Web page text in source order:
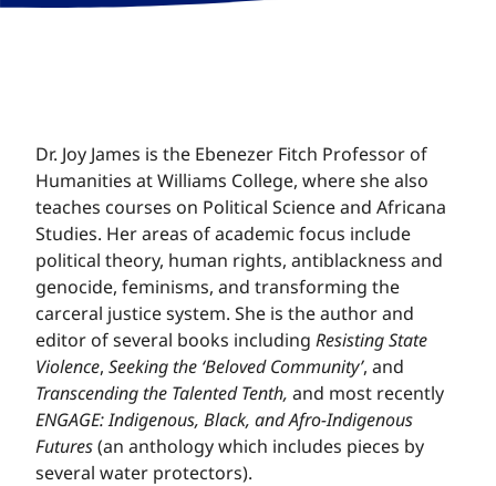
Dr. Joy James is the Ebenezer Fitch Professor of
Humanities at Williams College, where she also
teaches courses on Political Science and Africana
Studies. Her areas of academic focus include
political theory, human rights, antiblackness and
genocide, feminisms, and transforming the
carceral justice system. She is the author and
editor of several books including ​​​​‌ ‍ ​‍​‍‌‍ ‌ ​‍‌‍‍‌‌‍‌ ‌‍‍‌‌‍ ‍​‍​‍​ ‍‍​‍​‍‌ ​ ‌‍​‌‌‍ ‍‌‍‍‌‌ ‌​‌ ‍‌​‍ ‍‌‍‍‌‌‍ ​‍​‍​‍ ​​‍​‍‌‍‍​‌ ​‍‌‍‌‌‌‍‌‍​‍​‍​ ‍‍​‍​‍‌‍‍​‌ ‌​‌ ‌​‌ ​​‌ ​ ​ ‍‍​‍ ​‍ ‌‍​ ‌‍ ‌‌ ​ ​‍ ‍‌‍ ‌‌‍​‌‌‍‍‌‌‍ ‍​‍ ‍​ ​‍​ ​​​ ​‍​ ‌​‌ ​‍‌‍‌‌‌‍‌​‌‍‌‌‌ ​ ‌‍‍‌‌‍‌ ‌‍ ‍​‍ ‍‌ ​‍‌‍‍‌‌ ‌‍‌‍‌‌‌ ​‍‌‍‍ ‌‍‌‌‌‍‌‌‌ ​​‌‍‌‌‌ ​‍​‍ ‍‌‍ ‌ ​‍‌‍‌ ​‍ ‌‍‍‌‌‍ ‍‌ ‌​‌‍‌‌‌‍ ‍‌ ‌​​‍ ‌‍‌‌‌‍‌​‌‍‍‌‌ ‌​​‍ ‌‍ ‌‌‍ ‌‍‌​‌‍‌‌​ ‌‌ ​​‌ ​‍‌‍‌‌‌ ​ ‌‍‌‌‌‍ ‍‌ ‌​‌‍​‌‌ ‌​‌‍‍‌‌‍ ‌‍ ‍​ ‍ ‌‍‍‌‌‍‌​​ ‌‌‍‌​​ ​‌​ ‌​‌‍​‌‌‍​ ‌‍​‌​ ‌​‌‍‌‍​‍ ‌‌‍​‌​ ‌ ‌‍‌‌​ ‌‌​‍ ‌​ ‌​​ ​​‌‍‌​​ ‌ ​‍ ‌‌‍​‍‌‍‌‍​ ‌‌‌‍‌‍​‍ ‌​ ​ ​ ‌‍​ ‌‍‌‍​‍​ ​ ‌‍​ ​ ‌‌​ ‌ ‌‍​ ‌‍​ ‌‍​‍​ ‌‌​ ‍ ‌ ‌​‌ ‍‌‌ ​​‌‍‌‌​ ‌‌ ​​‌‍‌‌‌ ​‍‌ ​ ‌‍ ‌‍ ‍​ ‍ ‌ ​​‌‍​‌‌ ‌​‌‍‍​​ ‌‌‍​ ‌‍ ‌‍ ‍‌ ‌​‌‍‌‌‌‍ ‍‌ ‌​​‍‌‌​ ‌‌‌​​‍‌‌ ‌‍‍ ‌‍‌‌‌ ‍‌​‍‌‌​ ​ ‌​‌​​‍‌‌​ ​ ‌​‌​​‍‌‌​ ​‍​ ​‍​ ‍​‌‍​‍​ ​‌​ ​ ​ ​ ‌‍‌‍​ ​​​ ​​​ ‌‌‌‍​‌‌‍‌​‌‍‌‌​‍‌‌​ ​‍​ ​‍​‍‌‌​ ‌‌‌​‌​​‍ ‍‌‍​ ‌‍‍​‌‍‍‌‌‍ ​‌‍‌​‌ ​‍‌‍‌‌‌‍ ‍​‍‌‌​ ‌‌‌​​‍‌‌ ‌‍‍ ‌‍‌‌‌ ‍‌​‍‌‌​ ​ ‌​‌​​‍‌‌​ ​ ‌​‌​​‍‌‌​ ​‍​ ​‍​ ‍​‌‍​‍​ ​‌​ ​ ​ ​ ‌‍‌‍​ ​​​ ​​​ ‌‌‌‍​‌‌‍‌​‌‍‌‌​ ​​​‍‌‌​ ​‍​ ​‍​‍‌‌​ ‌‌‌​‌​​‍ ‍‌ ‌​‌‍‌‌‌ ‍​‌ ‌​​ ‌‍​‍‌‍​‌‌ ​ ‌‍‌‌‌‌‌‌‌ ​‍‌‍ ​​ ‌‌‍‍​‌ ‌​‌ ‌​‌ ​​‌ ​ ​‍‌‌​ ​ ‌​​‌​‍‌‌​ ​‍‌​‌‍​‍‌‌​ ​‍‌​‌‍‌‍​ ‌‍ ‌‌ ​ ​‍ ‍‌‍ ‌‌‍​‌‌‍‍‌‌‍ ‍​‍ ‍​ ​‍​ ​​​ ​‍​ ‌​‌ ​‍‌‍‌‌‌‍‌​‌‍‌‌‌ ​ ‌‍‍‌‌‍‌ ‌‍ ‍​‍ ‍‌ ​‍‌‍‍‌‌ ‌‍‌‍‌‌‌ ​‍‌‍‍ ‌‍‌‌‌‍‌‌‌ ​​‌‍‌‌‌ ​‍​‍ ‍‌‍ ‌ ​‍‌‍‌ ​‍‌‍‌‍‍‌‌‍‌​​ ‌‌‍‌​​ ​‌​ ‌​‌‍​‌‌‍​ ‌‍​‌​ ‌​‌‍‌‍​‍ ‌‌‍​‌​ ‌ ‌‍‌‌​ ‌‌​‍ ‌​ ‌​​ ​​‌‍‌​​ ‌ ​‍ ‌‌‍​‍‌‍‌‍​ ‌‌‌‍‌‍​‍ ‌​ ​ ​ ‌‍​ ‌‍‌‍​‍​ ​ ‌‍​ ​ ‌‌​ ‌ ‌‍​ ‌‍​ ‌‍​‍​ ‌‌​‍‌‍‌ ‌​‌ ‍‌‌ ​​‌‍‌‌​ ‌‌ ​​‌‍‌‌‌ ​‍‌ ​ ‌‍ ‌‍ ‍​‍‌‍‌ ​​‌‍​‌‌ ‌​‌‍‍​​ ‌‌‍​ ‌‍ ‌‍ ‍‌ ‌​‌‍‌‌‌‍ ‍‌ ‌​​‍‌‌​ ‌‌‌​​‍‌‌ ‌‍‍ ‌‍‌‌‌ ‍‌​‍‌‌​ ​ ‌​‌​​‍‌‌​ ​ ‌​‌​​‍‌‌​ ​‍​ ​‍​ ‍​‌‍​‍​ ​‌​ ​ ​ ​ ‌‍‌‍​ ​​​ ​​​ ‌‌‌‍​‌‌‍‌​‌‍‌‌​‍‌‌​ ​‍​ ​‍​‍‌‌​ ‌‌‌​‌​​‍ ‍‌‍​ ‌‍‍​‌‍‍‌‌‍ ​‌‍‌​‌ ​‍‌‍‌‌‌‍ ‍​‍‌‌​ ‌‌‌​​‍‌‌ ‌‍‍ ‌‍‌‌‌ ‍‌​‍‌‌​ ​ ‌​‌​​‍‌‌​ ​ ‌​‌​​‍‌‌​ ​‍​ ​‍​ ‍​‌‍​‍​ ​‌​ ​ ​ ​ ‌‍‌‍​ ​​​ ​​​ ‌‌‌‍​‌‌‍‌​‌‍‌‌​ ​​​‍‌‌​ ​‍​ ​‍​‍‌‌​ ‌‌‌​‌​​‍ ‍‌ ‌​‌‍‌‌‌ ‍​‌ ‌​​‍‌‍‌ ​​‌‍‌‌‌ ​‍‌ ​ ‌ ​​‌‍‌‌‌‍​ ‌ ‌​‌‍‍‌‌ ‌‍‌‍‌‌​ ‌‌ ​​‌ ‌‌‌‍​‍‌‍ ​‌‍‍‌‌ ​ ‌‍‍​‌‍‌‌‌‍‌​​‍​‍‌ ‌ Resisting State
Violence​​​​‌ ‍ ​‍​‍‌‍ ‌ ​‍‌‍‍‌‌‍‌ ‌‍‍‌‌‍ ‍​‍​‍​ ‍‍​‍​‍‌ ​ ‌‍​‌‌‍ ‍‌‍‍‌‌ ‌​‌ ‍‌​‍ ‍‌‍‍‌‌‍ ​‍​‍​‍ ​​‍​‍‌‍‍​‌ ​‍‌‍‌‌‌‍‌‍​‍​‍​ ‍‍​‍​‍‌‍‍​‌ ‌​‌ ‌​‌ ​​‌ ​ ​ ‍‍​‍ ​‍ ‌‍​ ‌‍ ‌‌ ​ ​‍ ‍‌‍ ‌‌‍​‌‌‍‍‌‌‍ ‍​‍ ‍​ ​‍​ ​​​ ​‍​ ‌​‌ ​‍‌‍‌‌‌‍‌​‌‍‌‌‌ ​ ‌‍‍‌‌‍‌ ‌‍ ‍​‍ ‍‌ ​‍‌‍‍‌‌ ‌‍‌‍‌‌‌ ​‍‌‍‍ ‌‍‌‌‌‍‌‌‌ ​​‌‍‌‌‌ ​‍​‍ ‍‌‍ ‌ ​‍‌‍‌ ​‍ ‌‍‍‌‌‍ ‍‌ ‌​‌‍‌‌‌‍ ‍‌ ‌​​‍ ‌‍‌‌‌‍‌​‌‍‍‌‌ ‌​​‍ ‌‍ ‌‌‍ ‌‍‌​‌‍‌‌​ ‌‌ ​​‌ ​‍‌‍‌‌‌ ​ ‌‍‌‌‌‍ ‍‌ ‌​‌‍​‌‌ ‌​‌‍‍‌‌‍ ‌‍ ‍​ ‍ ‌‍‍‌‌‍‌​​ ‌‌‍‌​​ ​‌​ ‌​‌‍​‌‌‍​ ‌‍​‌​ ‌​‌‍‌‍​‍ ‌‌‍​‌​ ‌ ‌‍‌‌​ ‌‌​‍ ‌​ ‌​​ ​​‌‍‌​​ ‌ ​‍ ‌‌‍​‍‌‍‌‍​ ‌‌‌‍‌‍​‍ ‌​ ​ ​ ‌‍​ ‌‍‌‍​‍​ ​ ‌‍​ ​ ‌‌​ ‌ ‌‍​ ‌‍​ ‌‍​‍​ ‌‌​ ‍ ‌ ‌​‌ ‍‌‌ ​​‌‍‌‌​ ‌‌ ​​‌‍‌‌‌ ​‍‌ ​ ‌‍ ‌‍ ‍​ ‍ ‌ ​​‌‍​‌‌ ‌​‌‍‍​​ ‌‌‍​ ‌‍ ‌‍ ‍‌ ‌​‌‍‌‌‌‍ ‍‌ ‌​​‍‌‌​ ‌‌‌​​‍‌‌ ‌‍‍ ‌‍‌‌‌ ‍‌​‍‌‌​ ​ ‌​‌​​‍‌‌​ ​ ‌​‌​​‍‌‌​ ​‍​ ​‍​ ‍​‌‍​‍​ ​‌​ ​ ​ ​ ‌‍‌‍​ ​​​ ​​​ ‌‌‌‍​‌‌‍‌​‌‍‌‌​‍‌‌​ ​‍​ ​‍​‍‌‌​ ‌‌‌​‌​​‍ ‍‌‍​ ‌‍‍​‌‍‍‌‌‍ ​‌‍‌​‌ ​‍‌‍‌‌‌‍ ‍​‍‌‌​ ‌‌‌​​‍‌‌ ‌‍‍ ‌‍‌‌‌ ‍‌​‍‌‌​ ​ ‌​‌​​‍‌‌​ ​ ‌​‌​​‍‌‌​ ​‍​ ​‍​ ‍​‌‍​‍​ ​‌​ ​ ​ ​ ‌‍‌‍​ ​​​ ​​​ ‌‌‌‍​‌‌‍‌​‌‍‌‌​ ​‌​‍‌‌​ ​‍​ ​‍​‍‌‌​ ‌‌‌​‌​​‍ ‍‌ ‌​‌‍‌‌‌ ‍​‌ ‌​​ ‌‍​‍‌‍​‌‌ ​ ‌‍‌‌‌‌‌‌‌ ​‍‌‍ ​​ ‌‌‍‍​‌ ‌​‌ ‌​‌ ​​‌ ​ ​‍‌‌​ ​ ‌​​‌​‍‌‌​ ​‍‌​‌‍​‍‌‌​ ​‍‌​‌‍‌‍​ ‌‍ ‌‌ ​ ​‍ ‍‌‍ ‌‌‍​‌‌‍‍‌‌‍ ‍​‍ ‍​ ​‍​ ​​​ ​‍​ ‌​‌ ​‍‌‍‌‌‌‍‌​‌‍‌‌‌ ​ ‌‍‍‌‌‍‌ ‌‍ ‍​‍ ‍‌ ​‍‌‍‍‌‌ ‌‍‌‍‌‌‌ ​‍‌‍‍ ‌‍‌‌‌‍‌‌‌ ​​‌‍‌‌‌ ​‍​‍ ‍‌‍ ‌ ​‍‌‍‌ ​‍‌‍‌‍‍‌‌‍‌​​ ‌‌‍‌​​ ​‌​ ‌​‌‍​‌‌‍​ ‌‍​‌​ ‌​‌‍‌‍​‍ ‌‌‍​‌​ ‌ ‌‍‌‌​ ‌‌​‍ ‌​ ‌​​ ​​‌‍‌​​ ‌ ​‍ ‌‌‍​‍‌‍‌‍​ ‌‌‌‍‌‍​‍ ‌​ ​ ​ ‌‍​ ‌‍‌‍​‍​ ​ ‌‍​ ​ ‌‌​ ‌ ‌‍​ ‌‍​ ‌‍​‍​ ‌‌​‍‌‍‌ ‌​‌ ‍‌‌ ​​‌‍‌‌​ ‌‌ ​​‌‍‌‌‌ ​‍‌ ​ ‌‍ ‌‍ ‍​‍‌‍‌ ​​‌‍​‌‌ ‌​‌‍‍​​ ‌‌‍​ ‌‍ ‌‍ ‍‌ ‌​‌‍‌‌‌‍ ‍‌ ‌​​‍‌‌​ ‌‌‌​​‍‌‌ ‌‍‍ ‌‍‌‌‌ ‍‌​‍‌‌​ ​ ‌​‌​​‍‌‌​ ​ ‌​‌​​‍‌‌​ ​‍​ ​‍​ ‍​‌‍​‍​ ​‌​ ​ ​ ​ ‌‍‌‍​ ​​​ ​​​ ‌‌‌‍​‌‌‍‌​‌‍‌‌​‍‌‌​ ​‍​ ​‍​‍‌‌​ ‌‌‌​‌​​‍ ‍‌‍​ ‌‍‍​‌‍‍‌‌‍ ​‌‍‌​‌ ​‍‌‍‌‌‌‍ ‍​‍‌‌​ ‌‌‌​​‍‌‌ ‌‍‍ ‌‍‌‌‌ ‍‌​‍‌‌​ ​ ‌​‌​​‍‌‌​ ​ ‌​‌​​‍‌‌​ ​‍​ ​‍​ ‍​‌‍​‍​ ​‌​ ​ ​ ​ ‌‍‌‍​ ​​​ ​​​ ‌‌‌‍​‌‌‍‌​‌‍‌‌​ ​‌​‍‌‌​ ​‍​ ​‍​‍‌‌​ ‌‌‌​‌​​‍ ‍‌ ‌​‌‍‌‌‌ ‍​‌ ‌​​‍‌‍‌ ​​‌‍‌‌‌ ​‍‌ ​ ‌ ​​‌‍‌‌‌‍​ ‌ ‌​‌‍‍‌‌ ‌‍‌‍‌‌​ ‌‌ ​​‌ ‌‌‌‍​‍‌‍ ​‌‍‍‌‌ ​ ‌‍‍​‌‍‌‌‌‍‌​​‍​‍‌ ‌, ​​​​‌ ‍ ​‍​‍‌‍ ‌ ​‍‌‍‍‌‌‍‌ ‌‍‍‌‌‍ ‍​‍​‍​ ‍‍​‍​‍‌ ​ ‌‍​‌‌‍ ‍‌‍‍‌‌ ‌​‌ ‍‌​‍ ‍‌‍‍‌‌‍ ​‍​‍​‍ ​​‍​‍‌‍‍​‌ ​‍‌‍‌‌‌‍‌‍​‍​‍​ ‍‍​‍​‍‌‍‍​‌ ‌​‌ ‌​‌ ​​‌ ​ ​ ‍‍​‍ ​‍ ‌‍​ ‌‍ ‌‌ ​ ​‍ ‍‌‍ ‌‌‍​‌‌‍‍‌‌‍ ‍​‍ ‍​ ​‍​ ​​​ ​‍​ ‌​‌ ​‍‌‍‌‌‌‍‌​‌‍‌‌‌ ​ ‌‍‍‌‌‍‌ ‌‍ ‍​‍ ‍‌ ​‍‌‍‍‌‌ ‌‍‌‍‌‌‌ ​‍‌‍‍ ‌‍‌‌‌‍‌‌‌ ​​‌‍‌‌‌ ​‍​‍ ‍‌‍ ‌ ​‍‌‍‌ ​‍ ‌‍‍‌‌‍ ‍‌ ‌​‌‍‌‌‌‍ ‍‌ ‌​​‍ ‌‍‌‌‌‍‌​‌‍‍‌‌ ‌​​‍ ‌‍ ‌‌‍ ‌‍‌​‌‍‌‌​ ‌‌ ​​‌ ​‍‌‍‌‌‌ ​ ‌‍‌‌‌‍ ‍‌ ‌​‌‍​‌‌ ‌​‌‍‍‌‌‍ ‌‍ ‍​ ‍ ‌‍‍‌‌‍‌​​ ‌‌‍‌​​ ​‌​ ‌​‌‍​‌‌‍​ ‌‍​‌​ ‌​‌‍‌‍​‍ ‌‌‍​‌​ ‌ ‌‍‌‌​ ‌‌​‍ ‌​ ‌​​ ​​‌‍‌​​ ‌ ​‍ ‌‌‍​‍‌‍‌‍​ ‌‌‌‍‌‍​‍ ‌​ ​ ​ ‌‍​ ‌‍‌‍​‍​ ​ ‌‍​ ​ ‌‌​ ‌ ‌‍​ ‌‍​ ‌‍​‍​ ‌‌​ ‍ ‌ ‌​‌ ‍‌‌ ​​‌‍‌‌​ ‌‌ ​​‌‍‌‌‌ ​‍‌ ​ ‌‍ ‌‍ ‍​ ‍ ‌ ​​‌‍​‌‌ ‌​‌‍‍​​ ‌‌‍​ ‌‍ ‌‍ ‍‌ ‌​‌‍‌‌‌‍ ‍‌ ‌​​‍‌‌​ ‌‌‌​​‍‌‌ ‌‍‍ ‌‍‌‌‌ ‍‌​‍‌‌​ ​ ‌​‌​​‍‌‌​ ​ ‌​‌​​‍‌‌​ ​‍​ ​‍​ ‍​‌‍​‍​ ​‌​ ​ ​ ​ ‌‍‌‍​ ​​​ ​​​ ‌‌‌‍​‌‌‍‌​‌‍‌‌​‍‌‌​ ​‍​ ​‍​‍‌‌​ ‌‌‌​‌​​‍ ‍‌‍​ ‌‍‍​‌‍‍‌‌‍ ​‌‍‌​‌ ​‍‌‍‌‌‌‍ ‍​‍‌‌​ ‌‌‌​​‍‌‌ ‌‍‍ ‌‍‌‌‌ ‍‌​‍‌‌​ ​ ‌​‌​​‍‌‌​ ​ ‌​‌​​‍‌‌​ ​‍​ ​‍​ ‍​‌‍​‍​ ​‌​ ​ ​ ​ ‌‍‌‍​ ​​​ ​​​ ‌‌‌‍​‌‌‍‌​‌‍‌‌​ ​‍​‍‌‌​ ​‍​ ​‍​‍‌‌​ ‌‌‌​‌​​‍ ‍‌ ‌​‌‍‌‌‌ ‍​‌ ‌​​ ‌‍​‍‌‍​‌‌ ​ ‌‍‌‌‌‌‌‌‌ ​‍‌‍ ​​ ‌‌‍‍​‌ ‌​‌ ‌​‌ ​​‌ ​ ​‍‌‌​ ​ ‌​​‌​‍‌‌​ ​‍‌​‌‍​‍‌‌​ ​‍‌​‌‍‌‍​ ‌‍ ‌‌ ​ ​‍ ‍‌‍ ‌‌‍​‌‌‍‍‌‌‍ ‍​‍ ‍​ ​‍​ ​​​ ​‍​ ‌​‌ ​‍‌‍‌‌‌‍‌​‌‍‌‌‌ ​ ‌‍‍‌‌‍‌ ‌‍ ‍​‍ ‍‌ ​‍‌‍‍‌‌ ‌‍‌‍‌‌‌ ​‍‌‍‍ ‌‍‌‌‌‍‌‌‌ ​​‌‍‌‌‌ ​‍​‍ ‍‌‍ ‌ ​‍‌‍‌ ​‍‌‍‌‍‍‌‌‍‌​​ ‌‌‍‌​​ ​‌​ ‌​‌‍​‌‌‍​ ‌‍​‌​ ‌​‌‍‌‍​‍ ‌‌‍​‌​ ‌ ‌‍‌‌​ ‌‌​‍ ‌​ ‌​​ ​​‌‍‌​​ ‌ ​‍ ‌‌‍​‍‌‍‌‍​ ‌‌‌‍‌‍​‍ ‌​ ​ ​ ‌‍​ ‌‍‌‍​‍​ ​ ‌‍​ ​ ‌‌​ ‌ ‌‍​ ‌‍​ ‌‍​‍​ ‌‌​‍‌‍‌ ‌​‌ ‍‌‌ ​​‌‍‌‌​ ‌‌ ​​‌‍‌‌‌ ​‍‌ ​ ‌‍ ‌‍ ‍​‍‌‍‌ ​​‌‍​‌‌ ‌​‌‍‍​​ ‌‌‍​ ‌‍ ‌‍ ‍‌ ‌​‌‍‌‌‌‍ ‍‌ ‌​​‍‌‌​ ‌‌‌​​‍‌‌ ‌‍‍ ‌‍‌‌‌ ‍‌​‍‌‌​ ​ ‌​‌​​‍‌‌​ ​ ‌​‌​​‍‌‌​ ​‍​ ​‍​ ‍​‌‍​‍​ ​‌​ ​ ​ ​ ‌‍‌‍​ ​​​ ​​​ ‌‌‌‍​‌‌‍‌​‌‍‌‌​‍‌‌​ ​‍​ ​‍​‍‌‌​ ‌‌‌​‌​​‍ ‍‌‍​ ‌‍‍​‌‍‍‌‌‍ ​‌‍‌​‌ ​‍‌‍‌‌‌‍ ‍​‍‌‌​ ‌‌‌​​‍‌‌ ‌‍‍ ‌‍‌‌‌ ‍‌​‍‌‌​ ​ ‌​‌​​‍‌‌​ ​ ‌​‌​​‍‌‌​ ​‍​ ​‍​ ‍​‌‍​‍​ ​‌​ ​ ​ ​ ‌‍‌‍​ ​​​ ​​​ ‌‌‌‍​‌‌‍‌​‌‍‌‌​ ​‍​‍‌‌​ ​‍​ ​‍​‍‌‌​ ‌‌‌​‌​​‍ ‍‌ ‌​‌‍‌‌‌ ‍​‌ ‌​​‍‌‍‌ ​​‌‍‌‌‌ ​‍‌ ​ ‌ ​​‌‍‌‌‌‍​ ‌ ‌​‌‍‍‌‌ ‌‍‌‍‌‌​ ‌‌ ​​‌ ‌‌‌‍​‍‌‍ ​‌‍‍‌‌ ​ ‌‍‍​‌‍‌‌‌‍‌​​‍​‍‌ ‌ Seeking the ‘Beloved Community’​​​​‌ ‍ ​‍​‍‌‍ ‌ ​‍‌‍‍‌‌‍‌ ‌‍‍‌‌‍ ‍​‍​‍​ ‍‍​‍​‍‌ ​ ‌‍​‌‌‍ ‍‌‍‍‌‌ ‌​‌ ‍‌​‍ ‍‌‍‍‌‌‍ ​‍​‍​‍ ​​‍​‍‌‍‍​‌ ​‍‌‍‌‌‌‍‌‍​‍​‍​ ‍‍​‍​‍‌‍‍​‌ ‌​‌ ‌​‌ ​​‌ ​ ​ ‍‍​‍ ​‍ ‌‍​ ‌‍ ‌‌ ​ ​‍ ‍‌‍ ‌‌‍​‌‌‍‍‌‌‍ ‍​‍ ‍​ ​‍​ ​​​ ​‍​ ‌​‌ ​‍‌‍‌‌‌‍‌​‌‍‌‌‌ ​ ‌‍‍‌‌‍‌ ‌‍ ‍​‍ ‍‌ ​‍‌‍‍‌‌ ‌‍‌‍‌‌‌ ​‍‌‍‍ ‌‍‌‌‌‍‌‌‌ ​​‌‍‌‌‌ ​‍​‍ ‍‌‍ ‌ ​‍‌‍‌ ​‍ ‌‍‍‌‌‍ ‍‌ ‌​‌‍‌‌‌‍ ‍‌ ‌​​‍ ‌‍‌‌‌‍‌​‌‍‍‌‌ ‌​​‍ ‌‍ ‌‌‍ ‌‍‌​‌‍‌‌​ ‌‌ ​​‌ ​‍‌‍‌‌‌ ​ ‌‍‌‌‌‍ ‍‌ ‌​‌‍​‌‌ ‌​‌‍‍‌‌‍ ‌‍ ‍​ ‍ ‌‍‍‌‌‍‌​​ ‌‌‍‌​​ ​‌​ ‌​‌‍​‌‌‍​ ‌‍​‌​ ‌​‌‍‌‍​‍ ‌‌‍​‌​ ‌ ‌‍‌‌​ ‌‌​‍ ‌​ ‌​​ ​​‌‍‌​​ ‌ ​‍ ‌‌‍​‍‌‍‌‍​ ‌‌‌‍‌‍​‍ ‌​ ​ ​ ‌‍​ ‌‍‌‍​‍​ ​ ‌‍​ ​ ‌‌​ ‌ ‌‍​ ‌‍​ ‌‍​‍​ ‌‌​ ‍ ‌ ‌​‌ ‍‌‌ ​​‌‍‌‌​ ‌‌ ​​‌‍‌‌‌ ​‍‌ ​ ‌‍ ‌‍ ‍​ ‍ ‌ ​​‌‍​‌‌ ‌​‌‍‍​​ ‌‌‍​ ‌‍ ‌‍ ‍‌ ‌​‌‍‌‌‌‍ ‍‌ ‌​​‍‌‌​ ‌‌‌​​‍‌‌ ‌‍‍ ‌‍‌‌‌ ‍‌​‍‌‌​ ​ ‌​‌​​‍‌‌​ ​ ‌​‌​​‍‌‌​ ​‍​ ​‍​ ‍​‌‍​‍​ ​‌​ ​ ​ ​ ‌‍‌‍​ ​​​ ​​​ ‌‌‌‍​‌‌‍‌​‌‍‌‌​‍‌‌​ ​‍​ ​‍​‍‌‌​ ‌‌‌​‌​​‍ ‍‌‍​ ‌‍‍​‌‍‍‌‌‍ ​‌‍‌​‌ ​‍‌‍‌‌‌‍ ‍​‍‌‌​ ‌‌‌​​‍‌‌ ‌‍‍ ‌‍‌‌‌ ‍‌​‍‌‌​ ​ ‌​‌​​‍‌‌​ ​ ‌​‌​​‍‌‌​ ​‍​ ​‍​ ‍​‌‍​‍​ ​‌​ ​ ​ ​ ‌‍‌‍​ ​​​ ​​​ ‌‌‌‍​‌‌‍‌​‌‍‌‌​ ​ ​‍‌‌​ ​‍​ ​‍​‍‌‌​ ‌‌‌​‌​​‍ ‍‌ ‌​‌‍‌‌‌ ‍​‌ ‌​​ ‌‍​‍‌‍​‌‌ ​ ‌‍‌‌‌‌‌‌‌ ​‍‌‍ ​​ ‌‌‍‍​‌ ‌​‌ ‌​‌ ​​‌ ​ ​‍‌‌​ ​ ‌​​‌​‍‌‌​ ​‍‌​‌‍​‍‌‌​ ​‍‌​‌‍‌‍​ ‌‍ ‌‌ ​ ​‍ ‍‌‍ ‌‌‍​‌‌‍‍‌‌‍ ‍​‍ ‍​ ​‍​ ​​​ ​‍​ ‌​‌ ​‍‌‍‌‌‌‍‌​‌‍‌‌‌ ​ ‌‍‍‌‌‍‌ ‌‍ ‍​‍ ‍‌ ​‍‌‍‍‌‌ ‌‍‌‍‌‌‌ ​‍‌‍‍ ‌‍‌‌‌‍‌‌‌ ​​‌‍‌‌‌ ​‍​‍ ‍‌‍ ‌ ​‍‌‍‌ ​‍‌‍‌‍‍‌‌‍‌​​ ‌‌‍‌​​ ​‌​ ‌​‌‍​‌‌‍​ ‌‍​‌​ ‌​‌‍‌‍​‍ ‌‌‍​‌​ ‌ ‌‍‌‌​ ‌‌​‍ ‌​ ‌​​ ​​‌‍‌​​ ‌ ​‍ ‌‌‍​‍‌‍‌‍​ ‌‌‌‍‌‍​‍ ‌​ ​ ​ ‌‍​ ‌‍‌‍​‍​ ​ ‌‍​ ​ ‌‌​ ‌ ‌‍​ ‌‍​ ‌‍​‍​ ‌‌​‍‌‍‌ ‌​‌ ‍‌‌ ​​‌‍‌‌​ ‌‌ ​​‌‍‌‌‌ ​‍‌ ​ ‌‍ ‌‍ ‍​‍‌‍‌ ​​‌‍​‌‌ ‌​‌‍‍​​ ‌‌‍​ ‌‍ ‌‍ ‍‌ ‌​‌‍‌‌‌‍ ‍‌ ‌​​‍‌‌​ ‌‌‌​​‍‌‌ ‌‍‍ ‌‍‌‌‌ ‍‌​‍‌‌​ ​ ‌​‌​​‍‌‌​ ​ ‌​‌​​‍‌‌​ ​‍​ ​‍​ ‍​‌‍​‍​ ​‌​ ​ ​ ​ ‌‍‌‍​ ​​​ ​​​ ‌‌‌‍​‌‌‍‌​‌‍‌‌​‍‌‌​ ​‍​ ​‍​‍‌‌​ ‌‌‌​‌​​‍ ‍‌‍​ ‌‍‍​‌‍‍‌‌‍ ​‌‍‌​‌ ​‍‌‍‌‌‌‍ ‍​‍‌‌​ ‌‌‌​​‍‌‌ ‌‍‍ ‌‍‌‌‌ ‍‌​‍‌‌​ ​ ‌​‌​​‍‌‌​ ​ ‌​‌​​‍‌‌​ ​‍​ ​‍​ ‍​‌‍​‍​ ​‌​ ​ ​ ​ ‌‍‌‍​ ​​​ ​​​ ‌‌‌‍​‌‌‍‌​‌‍‌‌​ ​ ​‍‌‌​ ​‍​ ​‍​‍‌‌​ ‌‌‌​‌​​‍ ‍‌ ‌​‌‍‌‌‌ ‍​‌ ‌​​‍‌‍‌ ​​‌‍‌‌‌ ​‍‌ ​ ‌ ​​‌‍‌‌‌‍​ ‌ ‌​‌‍‍‌‌ ‌‍‌‍‌‌​ ‌‌ ​​‌ ‌‌‌‍​‍‌‍ ​‌‍‍‌‌ ​ ‌‍‍​‌‍‌‌‌‍‌​​‍​‍‌ ‌, and
Transcending the Talented Tenth, ​​​​‌ ‍ ​‍​‍‌‍ ‌ ​‍‌‍‍‌‌‍‌ ‌‍‍‌‌‍ ‍​‍​‍​ ‍‍​‍​‍‌ ​ ‌‍​‌‌‍ ‍‌‍‍‌‌ ‌​‌ ‍‌​‍ ‍‌‍‍‌‌‍ ​‍​‍​‍ ​​‍​‍‌‍‍​‌ ​‍‌‍‌‌‌‍‌‍​‍​‍​ ‍‍​‍​‍‌‍‍​‌ ‌​‌ ‌​‌ ​​‌ ​ ​ ‍‍​‍ ​‍ ‌‍​ ‌‍ ‌‌ ​ ​‍ ‍‌‍ ‌‌‍​‌‌‍‍‌‌‍ ‍​‍ ‍​ ​‍​ ​​​ ​‍​ ‌​‌ ​‍‌‍‌‌‌‍‌​‌‍‌‌‌ ​ ‌‍‍‌‌‍‌ ‌‍ ‍​‍ ‍‌ ​‍‌‍‍‌‌ ‌‍‌‍‌‌‌ ​‍‌‍‍ ‌‍‌‌‌‍‌‌‌ ​​‌‍‌‌‌ ​‍​‍ ‍‌‍ ‌ ​‍‌‍‌ ​‍ ‌‍‍‌‌‍ ‍‌ ‌​‌‍‌‌‌‍ ‍‌ ‌​​‍ ‌‍‌‌‌‍‌​‌‍‍‌‌ ‌​​‍ ‌‍ ‌‌‍ ‌‍‌​‌‍‌‌​ ‌‌ ​​‌ ​‍‌‍‌‌‌ ​ ‌‍‌‌‌‍ ‍‌ ‌​‌‍​‌‌ ‌​‌‍‍‌‌‍ ‌‍ ‍​ ‍ ‌‍‍‌‌‍‌​​ ‌‌‍‌​​ ​‌​ ‌​‌‍​‌‌‍​ ‌‍​‌​ ‌​‌‍‌‍​‍ ‌‌‍​‌​ ‌ ‌‍‌‌​ ‌‌​‍ ‌​ ‌​​ ​​‌‍‌​​ ‌ ​‍ ‌‌‍​‍‌‍‌‍​ ‌‌‌‍‌‍​‍ ‌​ ​ ​ ‌‍​ ‌‍‌‍​‍​ ​ ‌‍​ ​ ‌‌​ ‌ ‌‍​ ‌‍​ ‌‍​‍​ ‌‌​ ‍ ‌ ‌​‌ ‍‌‌ ​​‌‍‌‌​ ‌‌ ​​‌‍‌‌‌ ​‍‌ ​ ‌‍ ‌‍ ‍​ ‍ ‌ ​​‌‍​‌‌ ‌​‌‍‍​​ ‌‌‍​ ‌‍ ‌‍ ‍‌ ‌​‌‍‌‌‌‍ ‍‌ ‌​​‍‌‌​ ‌‌‌​​‍‌‌ ‌‍‍ ‌‍‌‌‌ ‍‌​‍‌‌​ ​ ‌​‌​​‍‌‌​ ​ ‌​‌​​‍‌‌​ ​‍​ ​‍​ ‍​‌‍​‍​ ​‌​ ​ ​ ​ ‌‍‌‍​ ​​​ ​​​ ‌‌‌‍​‌‌‍‌​‌‍‌‌​‍‌‌​ ​‍​ ​‍​‍‌‌​ ‌‌‌​‌​​‍ ‍‌‍​ ‌‍‍​‌‍‍‌‌‍ ​‌‍‌​‌ ​‍‌‍‌‌‌‍ ‍​‍‌‌​ ‌‌‌​​‍‌‌ ‌‍‍ ‌‍‌‌‌ ‍‌​‍‌‌​ ​ ‌​‌​​‍‌‌​ ​ ‌​‌​​‍‌‌​ ​‍​ ​‍​ ‍​‌‍​‍​ ​‌​ ​ ​ ​ ‌‍‌‍​ ​​​ ​​​ ‌‌‌‍​‌‌‍‌​‌‍‌‌​ ‌‌​‍‌‌​ ​‍​ ​‍​‍‌‌​ ‌‌‌​‌​​‍ ‍‌ ‌​‌‍‌‌‌ ‍​‌ ‌​​ ‌‍​‍‌‍​‌‌ ​ ‌‍‌‌‌‌‌‌‌ ​‍‌‍ ​​ ‌‌‍‍​‌ ‌​‌ ‌​‌ ​​‌ ​ ​‍‌‌​ ​ ‌​​‌​‍‌‌​ ​‍‌​‌‍​‍‌‌​ ​‍‌​‌‍‌‍​ ‌‍ ‌‌ ​ ​‍ ‍‌‍ ‌‌‍​‌‌‍‍‌‌‍ ‍​‍ ‍​ ​‍​ ​​​ ​‍​ ‌​‌ ​‍‌‍‌‌‌‍‌​‌‍‌‌‌ ​ ‌‍‍‌‌‍‌ ‌‍ ‍​‍ ‍‌ ​‍‌‍‍‌‌ ‌‍‌‍‌‌‌ ​‍‌‍‍ ‌‍‌‌‌‍‌‌‌ ​​‌‍‌‌‌ ​‍​‍ ‍‌‍ ‌ ​‍‌‍‌ ​‍‌‍‌‍‍‌‌‍‌​​ ‌‌‍‌​​ ​‌​ ‌​‌‍​‌‌‍​ ‌‍​‌​ ‌​‌‍‌‍​‍ ‌‌‍​‌​ ‌ ‌‍‌‌​ ‌‌​‍ ‌​ ‌​​ ​​‌‍‌​​ ‌ ​‍ ‌‌‍​‍‌‍‌‍​ ‌‌‌‍‌‍​‍ ‌​ ​ ​ ‌‍​ ‌‍‌‍​‍​ ​ ‌‍​ ​ ‌‌​ ‌ ‌‍​ ‌‍​ ‌‍​‍​ ‌‌​‍‌‍‌ ‌​‌ ‍‌‌ ​​‌‍‌‌​ ‌‌ ​​‌‍‌‌‌ ​‍‌ ​ ‌‍ ‌‍ ‍​‍‌‍‌ ​​‌‍​‌‌ ‌​‌‍‍​​ ‌‌‍​ ‌‍ ‌‍ ‍‌ ‌​‌‍‌‌‌‍ ‍‌ ‌​​‍‌‌​ ‌‌‌​​‍‌‌ ‌‍‍ ‌‍‌‌‌ ‍‌​‍‌‌​ ​ ‌​‌​​‍‌‌​ ​ ‌​‌​​‍‌‌​ ​‍​ ​‍​ ‍​‌‍​‍​ ​‌​ ​ ​ ​ ‌‍‌‍​ ​​​ ​​​ ‌‌‌‍​‌‌‍‌​‌‍‌‌​‍‌‌​ ​‍​ ​‍​‍‌‌​ ‌‌‌​‌​​‍ ‍‌‍​ ‌‍‍​‌‍‍‌‌‍ ​‌‍‌​‌ ​‍‌‍‌‌‌‍ ‍​‍‌‌​ ‌‌‌​​‍‌‌ ‌‍‍ ‌‍‌‌‌ ‍‌​‍‌‌​ ​ ‌​‌​​‍‌‌​ ​ ‌​‌​​‍‌‌​ ​‍​ ​‍​ ‍​‌‍​‍​ ​‌​ ​ ​ ​ ‌‍‌‍​ ​​​ ​​​ ‌‌‌‍​‌‌‍‌​‌‍‌‌​ ‌‌​‍‌‌​ ​‍​ ​‍​‍‌‌​ ‌‌‌​‌​​‍ ‍‌ ‌​‌‍‌‌‌ ‍​‌ ‌​​‍‌‍‌ ​​‌‍‌‌‌ ​‍‌ ​ ‌ ​​‌‍‌‌‌‍​ ‌ ‌​‌‍‍‌‌ ‌‍‌‍‌‌​ ‌‌ ​​‌ ‌‌‌‍​‍‌‍ ​‌‍‍‌‌ ​ ‌‍‍​‌‍‌‌‌‍‌​​‍​‍‌ ‌ and most recently
ENGAGE: Indigenous, Black, and Afro-Indigenous
Futures(an anthology which includes pieces by
several water protectors).​​​​‌ ‍ ​‍​‍‌‍ ‌ ​‍‌‍‍‌‌‍‌ ‌‍‍‌‌‍ ‍​‍​‍​ ‍‍​‍​‍‌ ​ ‌‍​‌‌‍ ‍‌‍‍‌‌ ‌​‌ ‍‌​‍ ‍‌‍‍‌‌‍ ​‍​‍​‍ ​​‍​‍‌‍‍​‌ ​‍‌‍‌‌‌‍‌‍​‍​‍​ ‍‍​‍​‍‌‍‍​‌ ‌​‌ ‌​‌ ​​‌ ​ ​ ‍‍​‍ ​‍ ‌‍​ ‌‍ ‌‌ ​ ​‍ ‍‌‍ ‌‌‍​‌‌‍‍‌‌‍ ‍​‍ ‍​ ​‍​ ​​​ ​‍​ ‌​‌ ​‍‌‍‌‌‌‍‌​‌‍‌‌‌ ​ ‌‍‍‌‌‍‌ ‌‍ ‍​‍ ‍‌ ​‍‌‍‍‌‌ ‌‍‌‍‌‌‌ ​‍‌‍‍ ‌‍‌‌‌‍‌‌‌ ​​‌‍‌‌‌ ​‍​‍ ‍‌‍ ‌ ​‍‌‍‌ ​‍ ‌‍‍‌‌‍ ‍‌ ‌​‌‍‌‌‌‍ ‍‌ ‌​​‍ ‌‍‌‌‌‍‌​‌‍‍‌‌ ‌​​‍ ‌‍ ‌‌‍ ‌‍‌​‌‍‌‌​ ‌‌ ​​‌ ​‍‌‍‌‌‌ ​ ‌‍‌‌‌‍ ‍‌ ‌​‌‍​‌‌ ‌​‌‍‍‌‌‍ ‌‍ ‍​ ‍ ‌‍‍‌‌‍‌​​ ‌‌‍‌​​ ​‌​ ‌​‌‍​‌‌‍​ ‌‍​‌​ ‌​‌‍‌‍​‍ ‌‌‍​‌​ ‌ ‌‍‌‌​ ‌‌​‍ ‌​ ‌​​ ​​‌‍‌​​ ‌ ​‍ ‌‌‍​‍‌‍‌‍​ ‌‌‌‍‌‍​‍ ‌​ ​ ​ ‌‍​ ‌‍‌‍​‍​ ​ ‌‍​ ​ ‌‌​ ‌ ‌‍​ ‌‍​ ‌‍​‍​ ‌‌​ ‍ ‌ ‌​‌ ‍‌‌ ​​‌‍‌‌​ ‌‌ ​​‌‍‌‌‌ ​‍‌ ​ ‌‍ ‌‍ ‍​ ‍ ‌ ​​‌‍​‌‌ ‌​‌‍‍​​ ‌‌‍​ ‌‍ ‌‍ ‍‌ ‌​‌‍‌‌‌‍ ‍‌ ‌​​‍‌‌​ ‌‌‌​​‍‌‌ ‌‍‍ ‌‍‌‌‌ ‍‌​‍‌‌​ ​ ‌​‌​​‍‌‌​ ​ ‌​‌​​‍‌‌​ ​‍​ ​‍​ ‍​‌‍​‍​ ​‌​ ​ ​ ​ ‌‍‌‍​ ​​​ ​​​ ‌‌‌‍​‌‌‍‌​‌‍‌‌​‍‌‌​ ​‍​ ​‍​‍‌‌​ ‌‌‌​‌​​‍ ‍‌‍​ ‌‍‍​‌‍‍‌‌‍ ​‌‍‌​‌ ​‍‌‍‌‌‌‍ ‍​‍‌‌​ ‌‌‌​​‍‌‌ ‌‍‍ ‌‍‌‌‌ ‍‌​‍‌‌​ ​ ‌​‌​​‍‌‌​ ​ ‌​‌​​‍‌‌​ ​‍​ ​‍​ ‌‌‌‍‌‌‌‍‌​​ ‌​‌‍​‌‌‍​‍​ ​‌​ ​‍​ ‌‌​ ​‍‌‍‌​​ ‍‌​‍‌‌​ ​‍​ ​‍​‍‌‌​ ‌‌‌​‌​​‍ ‍‌ ‌​‌‍‌‌‌ ‍​‌ ‌​​ ‌‍​‍‌‍​‌‌ ​ ‌‍‌‌‌‌‌‌‌ ​‍‌‍ ​​ ‌‌‍‍​‌ ‌​‌ ‌​‌ ​​‌ ​ ​‍‌‌​ ​ ‌​​‌​‍‌‌​ ​‍‌​‌‍​‍‌‌​ ​‍‌​‌‍‌‍​ ‌‍ ‌‌ ​ ​‍ ‍‌‍ ‌‌‍​‌‌‍‍‌‌‍ ‍​‍ ‍​ ​‍​ ​​​ ​‍​ ‌​‌ ​‍‌‍‌‌‌‍‌​‌‍‌‌‌ ​ ‌‍‍‌‌‍‌ ‌‍ ‍​‍ ‍‌ ​‍‌‍‍‌‌ ‌‍‌‍‌‌‌ ​‍‌‍‍ ‌‍‌‌‌‍‌‌‌ ​​‌‍‌‌‌ ​‍​‍ ‍‌‍ ‌ ​‍‌‍‌ ​‍‌‍‌‍‍‌‌‍‌​​ ‌‌‍‌​​ ​‌​ ‌​‌‍​‌‌‍​ ‌‍​‌​ ‌​‌‍‌‍​‍ ‌‌‍​‌​ ‌ ‌‍‌‌​ ‌‌​‍ ‌​ ‌​​ ​​‌‍‌​​ ‌ ​‍ ‌‌‍​‍‌‍‌‍​ ‌‌‌‍‌‍​‍ ‌​ ​ ​ ‌‍​ ‌‍‌‍​‍​ ​ ‌‍​ ​ ‌‌​ ‌ ‌‍​ ‌‍​ ‌‍​‍​ ‌‌​‍‌‍‌ ‌​‌ ‍‌‌ ​​‌‍‌‌​ ‌‌ ​​‌‍‌‌‌ ​‍‌ ​ ‌‍ ‌‍ ‍​‍‌‍‌ ​​‌‍​‌‌ ‌​‌‍‍​​ ‌‌‍​ ‌‍ ‌‍ ‍‌ ‌​‌‍‌‌‌‍ ‍‌ ‌​​‍‌‌​ ‌‌‌​​‍‌‌ ‌‍‍ ‌‍‌‌‌ ‍‌​‍‌‌​ ​ ‌​‌​​‍‌‌​ ​ ‌​‌​​‍‌‌​ ​‍​ ​‍​ ‍​‌‍​‍​ ​‌​ ​ ​ ​ ‌‍‌‍​ ​​​ ​​​ ‌‌‌‍​‌‌‍‌​‌‍‌‌​‍‌‌​ ​‍​ ​‍​‍‌‌​ ‌‌‌​‌​​‍ ‍‌‍​ ‌‍‍​‌‍‍‌‌‍ ​‌‍‌​‌ ​‍‌‍‌‌‌‍ ‍​‍‌‌​ ‌‌‌​​‍‌‌ ‌‍‍ ‌‍‌‌‌ ‍‌​‍‌‌​ ​ ‌​‌​​‍‌‌​ ​ ‌​‌​​‍‌‌​ ​‍​ ​‍​ ‌‌‌‍‌‌‌‍‌​​ ‌​‌‍​‌‌‍​‍​ ​‌​ ​‍​ ‌‌​ ​‍‌‍‌​​ ‍‌​‍‌‌​ ​‍​ ​‍​‍‌‌​ ‌‌‌​‌​​‍ ‍‌ ‌​‌‍‌‌‌ ‍​‌ ‌​​‍‌‍‌ ​​‌‍‌‌‌ ​‍‌ ​ ‌ ​​‌‍‌‌‌‍​ ‌ ‌​‌‍‍‌‌ ‌‍‌‍‌‌​ ‌‌ ​​‌ ‌‌‌‍​‍‌‍ ​‌‍‍‌‌ ​ ‌‍‍​‌‍‌‌‌‍‌​​‍​‍‌ ‌